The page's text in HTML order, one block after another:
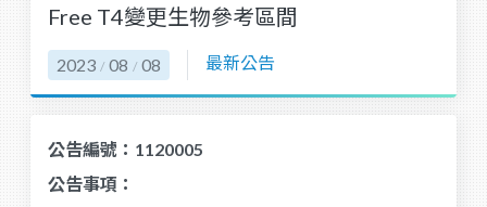
Free T4變更生物參考區間
2023 / 08 / 08 最新公告
公告編號：1120005
公告事項：